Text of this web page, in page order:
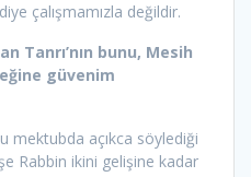
çalışmamızla değildir.
Tanrı’nın bunu, Mesih
güvenim
mektubda açıkca söylediği
Rabbin ikini gelişine kadar